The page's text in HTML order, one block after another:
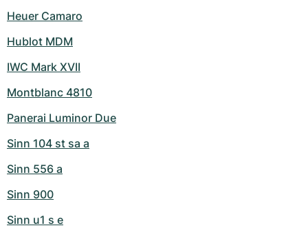
Heuer Camaro
Hublot MDM
IWC Mark XVII
Montblanc 4810
Panerai Luminor Due
Sinn 104 st sa a
Sinn 556 a
Sinn 900
Sinn u1 s e